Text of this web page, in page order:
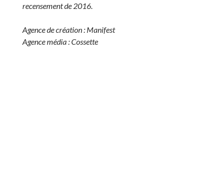
recensement de 2016.
Agence de création : Manifest
Agence média : Cossette